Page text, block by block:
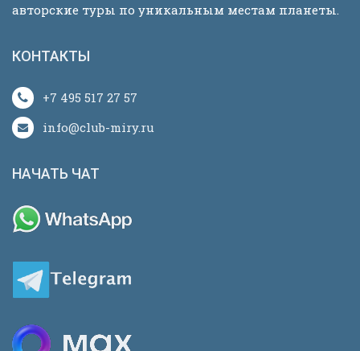
авторские туры по уникальным местам планеты.
КОНТАКТЫ
+7 495 517 27 57
info@club-miry.ru
НАЧАТЬ ЧАТ